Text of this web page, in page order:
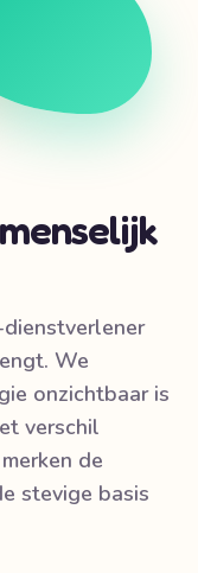
We
onzichtbaar is
verschil
de
stevige basis